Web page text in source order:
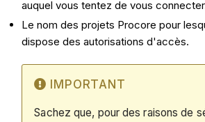
auquel vous tentez de vous
Le nom des projets Procore pour
dispose des autorisations d'accès.
IMPORTANT
Sachez que, pour des raisons de